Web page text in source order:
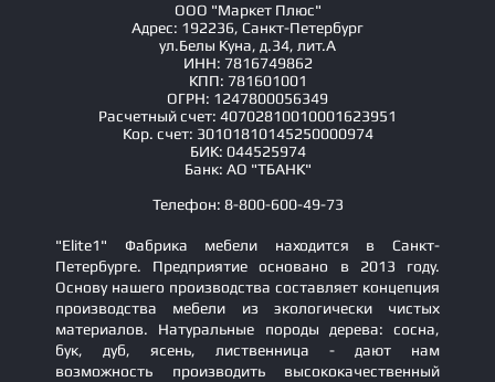
ООО "Маркет Плюс"
Адрес: 192236, Санкт-Петербург
ул.Белы Куна, д.34, лит.А
ИНН: 7816749862
КПП: 781601001
ОГРН: 1247800056349
Расчетный счет: 40702810010001623951
Кор. счет: 30101810145250000974
БИК: 044525974
Банк: АО "ТБАНК"
Телефон: 8-800-600-49-73
"Elite1" Фабрика мебели находится в Санкт-
Петербурге. Предприятие основано в 2013 году.
Основу нашего производства составляет концепция
производства мебели из экологически чистых
материалов. Натуральные породы дерева: сосна,
бук, дуб, ясень, лиственница - дают нам
возможность производить высококачественный